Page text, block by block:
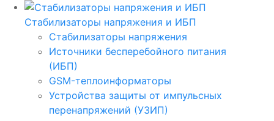
Стабилизаторы напряжения и ИБП
Стабилизаторы напряжения
Источники бесперебойного питания
(ИБП)
GSM-теплоинформаторы
Устройства защиты от импульсных
перенапряжений (УЗИП)